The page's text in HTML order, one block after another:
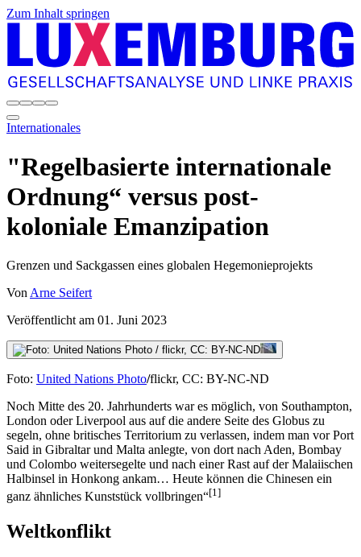
Zum Inhalt springen
Internationales
"Regelbasierte internationale
Ordnung“ versus post-
koloniale Emanzipation
Grenzen und Sackgassen eines globalen Hegemonieprojekts
VonArne Seifert
Veröffentlicht am 01. Juni 2023
Foto: United Nations Photo/flickr, CC: BY-NC-ND
Noch Mitte des 20. Jahrhunderts war es möglich, von Southampton,
London oder Liverpool aus auf die andere Seite des Globus zu
segeln, ohne britisches Territorium zu verlassen, indem man vor Port
Said in Gibraltar und Malta anlegte, von dort nach Aden, Bombay
und Colombo weitersegelte und nach einer Rast auf der Malaiischen
Halbinsel in Honkong ankam… Heute können die Chinesen ein
ganz ähnliches Kunststück vollbringen“[1]
Weltkonflikt